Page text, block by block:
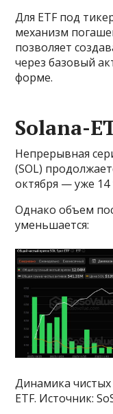
Для ETF под
механизм
позволяет
через базовый
форме.
Solana-
Непрерывная
(SOL)
октября — уже 14
Однако объем
уменьшается:
Динамика
ETF. Источник: